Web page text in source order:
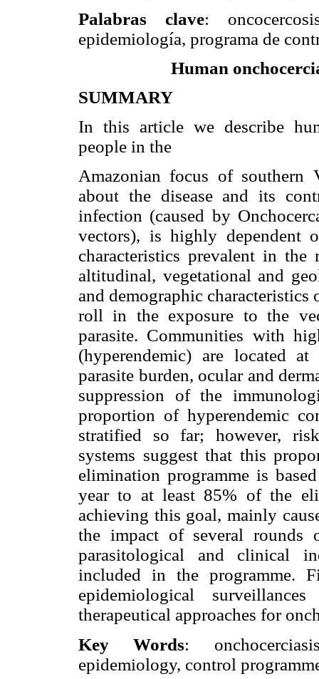
Palabras clave:
epidemiología, programa de
Human
SUMMARY
In this article we describe
people in the
Amazonian focus of southern
about the disease and its
infection (caused by
vectors), is highly dependent
characteristics prevalent in
altitudinal, vegetational and
and demographic
roll in the exposure to the
parasite. Communities with
(hyperendemic) are located
parasite burden, ocular and
suppression of the
proportion of hyperendemic
stratified so far; however,
systems suggest that this
elimination programme is
year to at least 85% of the
achieving this goal, mainly
the impact of several rounds
parasitological and clinical
included in the programme.
epidemiological
therapeutical approaches for
Key Words:
epidemiology, control